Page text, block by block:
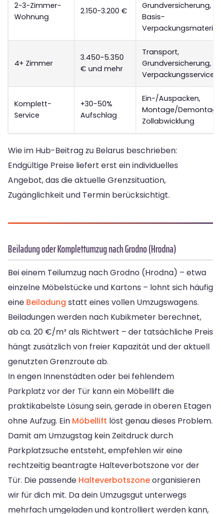
2-3-Zimmer-
Wohnung
2.150-3.200 €
Grundversicherung,
Basis-
Verpackungsmaterial
4+ Zimmer
3.450-5.350
€ und mehr
Transport,
Grundversicherung,
Verpackungsservice
Komplett-
Service
+30-50%
Aufschlag
Ein-/Auspacken,
Montage/
Zollabwicklung
Wie im Hub-Beitrag zu Belarus beschrieben:
Endgültige Preise liefert erst ein individuelles
Angebot, das die aktuelle Grenzsituation,
Zugänglichkeit und Termin berücksichtigt.
Beiladung oder Komplettumzug nach Grodno (Hrodna)
Bei einem Teilumzug nach Grodno (Hrodna) – etwa
einzelne Möbelstücke und Kartons – lohnt sich häufig
eine Beiladung statt eines vollen Umzugswagens.
Beiladungen werden nach Kubikmeter berechnet,
ab ca. 20 €/m³ als Richtwert – der tatsächliche Preis
hängt zusätzlich von freier Kapazität und der aktuell
genutzten Grenzroute ab.
In engen Innenstädten oder bei fehlendem
Parkplatz vor der Tür kann ein Möbellift die
praktikabelste Lösung sein, gerade in oberen Etagen
ohne Aufzug. Ein Möbellift löst genau dieses Problem.
Damit am Umzugstag kein Zeitdruck durch
Parkplatzsuche entsteht, empfehlen wir eine
rechtzeitig beantragte Halteverbotszone vor der
Tür. Die passende Halteverbotszoneorganisieren
wir für dich mit. Da dein Umzugsgut unterwegs
mehrfach umgeladen und kontrolliert werden kann,